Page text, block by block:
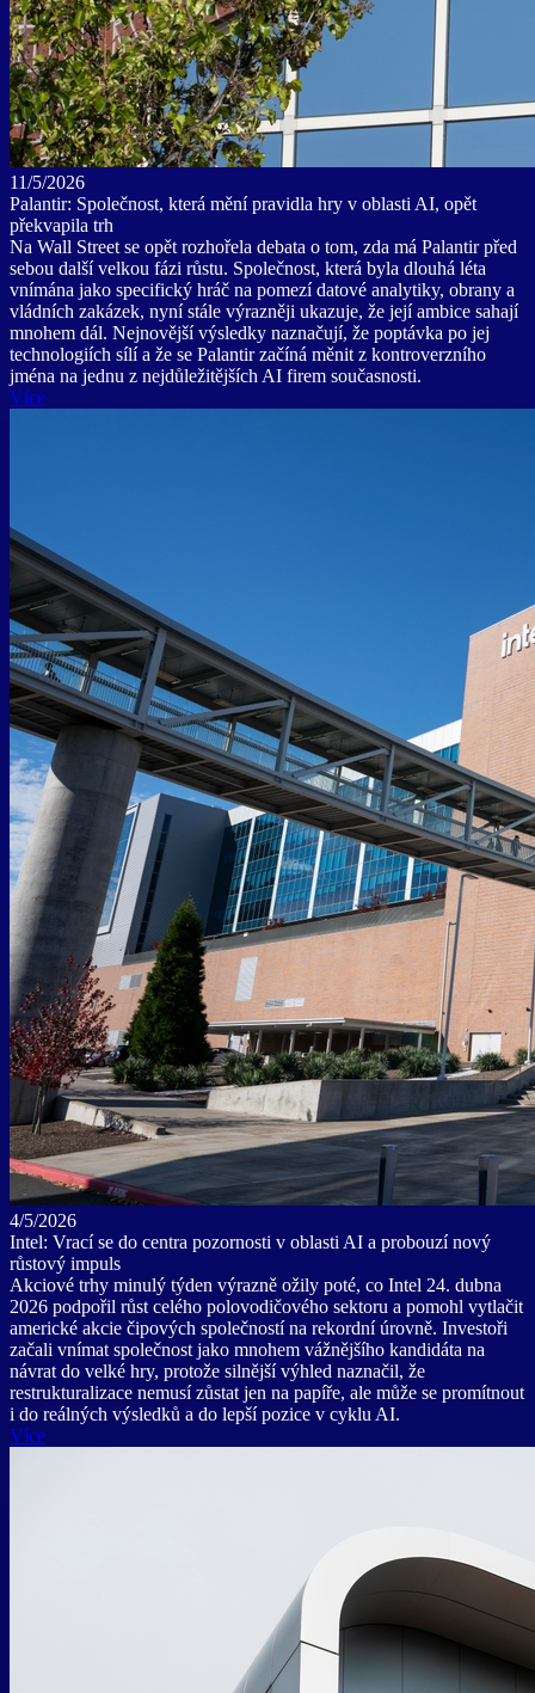
11/5/2026
Palantir: Společnost, která mění pravidla hry v oblasti AI, opět
překvapila trh
Na Wall Street se opět rozhořela debata o tom, zda má Palantir před
sebou další velkou fázi růstu. Společnost, která byla dlouhá léta
vnímána jako specifický hráč na pomezí datové analytiky, obrany a
vládních zakázek, nyní stále výrazněji ukazuje, že její ambice sahají
mnohem dál. Nejnovější výsledky naznačují, že poptávka po jej
technologiích sílí a že se Palantir začíná měnit z kontroverzního
jména na jednu z nejdůležitějších AI firem současnosti.
Více
4/5/2026
Intel: Vrací se do centra pozornosti v oblasti AI a probouzí nový
růstový impuls
Akciové trhy minulý týden výrazně ožily poté, co Intel 24. dubna
2026 podpořil růst celého polovodičového sektoru a pomohl vytlačit
americké akcie čipových společností na rekordní úrovně. Investoři
začali vnímat společnost jako mnohem vážnějšího kandidáta na
návrat do velké hry, protože silnější výhled naznačil, že
restrukturalizace nemusí zůstat jen na papíře, ale může se promítnout
i do reálných výsledků a do lepší pozice v cyklu AI.
Více